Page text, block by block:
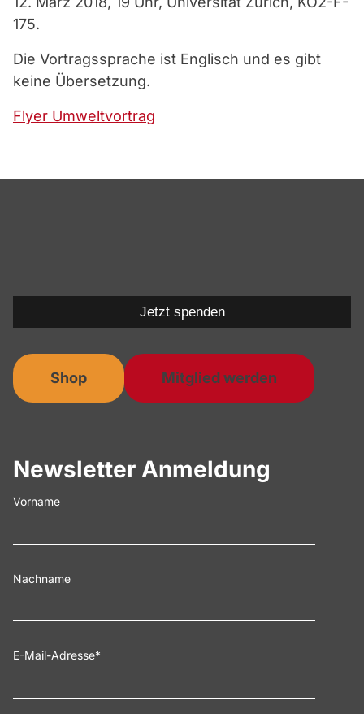
175.
Die Vortragssprache ist Englisch und es gibt
keine Übersetzung.
Flyer Umweltvortrag
Shop Mitglied werden
Newsletter Anmeldung
Vorname
Nachname
E-Mail-Adresse*
Jetzt spenden